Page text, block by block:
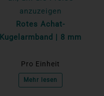
anzuzeigen
Rotes Achat-
Kugelarmband | 8 mm
Pro Einheit
Mehr lesen